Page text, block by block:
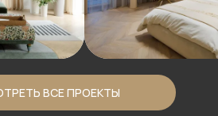
ВСЕ ПРОЕКТЫ